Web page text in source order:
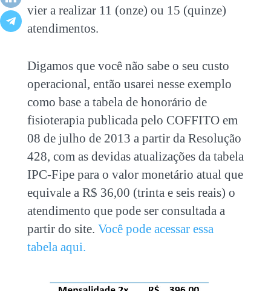
vier a realizar 11 (onze) ou 15 (quinze)
atendimentos.
Digamos que você não sabe o seu custo
operacional, então usarei nesse exemplo
como base a tabela de honorário de
fisioterapia publicada pelo COFFITO em
08 de julho de 2013 a partir da Resolução
428, com as devidas atualizações da tabela
IPC-Fipe para o valor monetário atual que
equivale a R$ 36,00 (trinta e seis reais) o
atendimento que pode ser consultada a
partir do site. Você pode acessar essa
tabela aqui.